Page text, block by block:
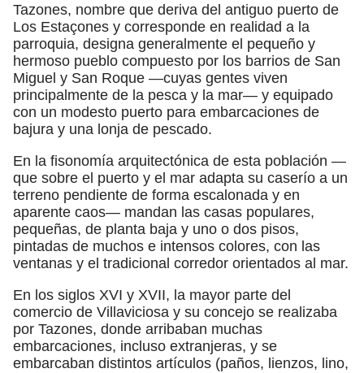
Tazones, nombre que deriva del antiguo puerto de
Los Estaçones y corresponde en realidad a la
parroquia, designa generalmente el pequeño y
hermoso pueblo compuesto por los barrios de San
Miguel y San Roque —cuyas gentes viven
principalmente de la pesca y la mar— y equipado
con un modesto puerto para embarcaciones de
bajura y una lonja de pescado.
En la fisonomía arquitectónica de esta población —
que sobre el puerto y el mar adapta su caserío a un
terreno pendiente de forma escalonada y en
aparente caos— mandan las casas populares,
pequeñas, de planta baja y uno o dos pisos,
pintadas de muchos e intensos colores, con las
ventanas y el tradicional corredor orientados al mar.
En los siglos XVI y XVII, la mayor parte del
comercio de Villaviciosa y su concejo se realizaba
por Tazones, donde arribaban muchas
embarcaciones, incluso extranjeras, y se
embarcaban distintos artículos (paños, lienzos, lino,